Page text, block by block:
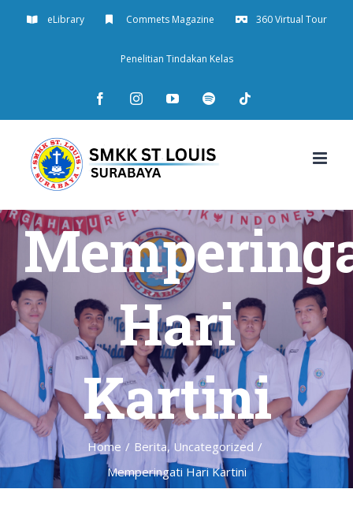
eLibrary Commets Magazine 360 Virtual Tour
Penelitian Tindakan Kelas
FacebookInstagramYouTubeSpotify
Hari
Kartini
Home / Berita, Uncategorized /
Memperingati Hari Kartini